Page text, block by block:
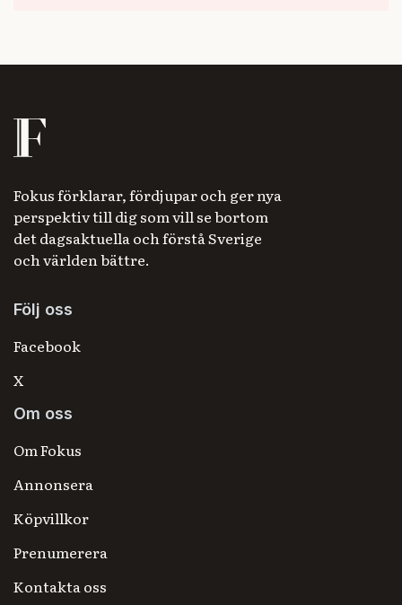
Fokus förklarar, fördjupar och ger nya
perspektiv till dig som vill se bortom
det dagsaktuella och förstå Sverige
och världen bättre.
Följ oss
Facebook
X
Om oss
Om Fokus
Annonsera
Köpvillkor
Prenumerera
Kontakta oss